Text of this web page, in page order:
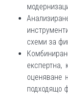
схеми за
експертна,
оценяване
подходящо